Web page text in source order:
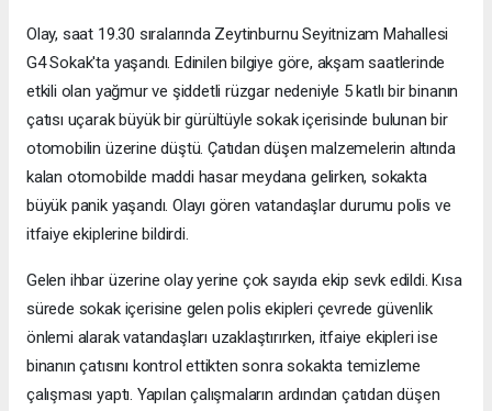
Olay, saat 19.30 sıralarında Zeytinburnu Seyitnizam Mahallesi
G4 Sokak'ta yaşandı. Edinilen bilgiye göre, akşam saatlerinde
etkili olan yağmur ve şiddetli rüzgar nedeniyle 5 katlı bir binanın
çatısı uçarak büyük bir gürültüyle sokak içerisinde bulunan bir
otomobilin üzerine düştü. Çatıdan düşen malzemelerin altında
kalan otomobilde maddi hasar meydana gelirken, sokakta
büyük panik yaşandı. Olayı gören vatandaşlar durumu polis ve
itfaiye ekiplerine bildirdi.
Gelen ihbar üzerine olay yerine çok sayıda ekip sevk edildi. Kısa
sürede sokak içerisine gelen polis ekipleri çevrede güvenlik
önlemi alarak vatandaşları uzaklaştırırken, itfaiye ekipleri ise
binanın çatısını kontrol ettikten sonra sokakta temizleme
çalışması yaptı. Yapılan çalışmaların ardından çatıdan düşen